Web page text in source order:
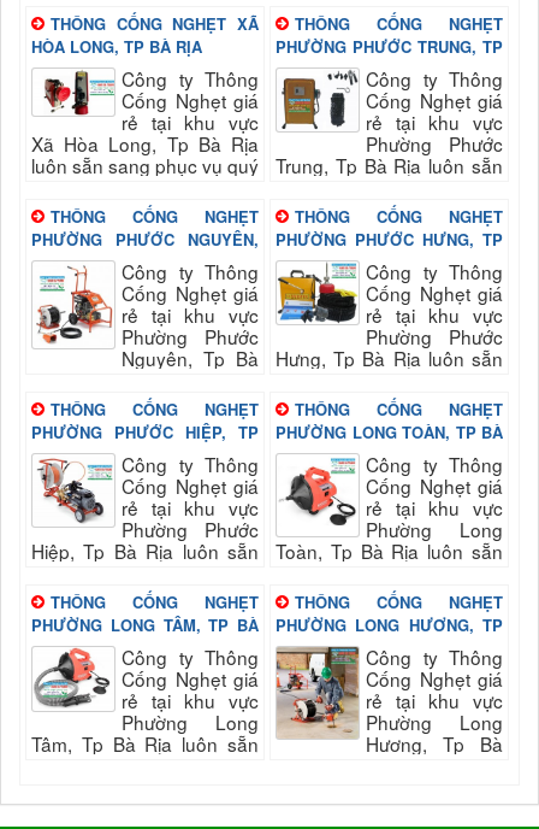
uy tín, chất lượng hài long
quý...
và đảm bảo uy tín, chất
lượng hài long quý...
THÔNG CỐNG NGHẸT XÃ
HÒA LONG, TP BÀ RỊA
Công ty Thông
Cống Nghẹt giá
rẻ tại khu vực
Xã Hòa Long, Tp Bà Rịa
luôn sẵn sang phục vụ quý
uy tín, chất lượng hài long
quý...
THÔNG CỐNG NGHẸT
PHƯỜNG PHƯỚC TRUNG, TP
BÀ RỊA
Công ty Thông
Cống Nghẹt giá
rẻ tại khu vực
Phường Phước
Trung, Tp Bà Rịa luôn sẵn
nhanh và đảm bảo uy tín,
chất lượng hài long...
THÔNG CỐNG NGHẸT
PHƯỜNG PHƯỚC NGUYÊN,
TP BÀ RỊA Công ty Thông
Cống Nghẹt giá
rẻ tại khu vực
Phường Phước
Nguyên, Tp Bà
quý khách nhanh và đảm
bảo uy tín, chất lượng hài...
THÔNG CỐNG NGHẸT
PHƯỜNG PHƯỚC HƯNG, TP
BÀ RỊA
Công ty Thông
Cống Nghẹt giá
rẻ tại khu vực
Phường Phước
Hưng, Tp Bà Rịa luôn sẵn
nhanh và đảm bảo uy tín,
chất lượng hài long...
THÔNG CỐNG NGHẸT
PHƯỜNG PHƯỚC HIỆP, TP
BÀ RỊA
Công ty Thông
Cống Nghẹt giá
rẻ tại khu vực
Phường Phước
Hiệp, Tp Bà Rịa luôn sẵn
nhanh và đảm bảo uy tín,
chất lượng hài long...
THÔNG CỐNG NGHẸT
PHƯỜNG LONG TOÀN, TP BÀ
RỊA
Công ty Thông
Cống Nghẹt giá
rẻ tại khu vực
Phường Long
Toàn, Tp Bà Rịa luôn sẵn
nhanh và đảm bảo uy tín,
chất lượng hài long...
THÔNG CỐNG NGHẸT
PHƯỜNG LONG TÂM, TP BÀ
RỊA
Công ty Thông
Cống Nghẹt giá
rẻ tại khu vực
Phường Long
Tâm, Tp Bà Rịa luôn sẵn
chất lượng hài long...
THÔNG CỐNG NGHẸT
PHƯỜNG LONG HƯƠNG, TP
BÀ RỊA
Công ty Thông
Cống Nghẹt giá
rẻ tại khu vực
Phường Long
Hương, Tp Bà
bảo uy tín, chất lượng hài